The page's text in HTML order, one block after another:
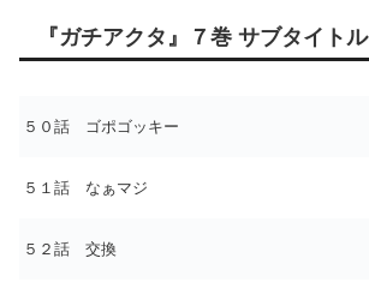
『ガチアクタ』７巻 サブタイトル
５０話 ゴポゴッキー
５１話 なぁマジ
５２話 交換